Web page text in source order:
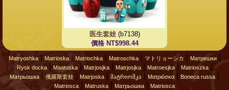
医生套娃(b7138)
價格 NT$998.44
Matryoshka| Matrioska| Matriochka| Matroschka| マトリョーシカ Матрешки|
Rysk docka| Maatuska| Matrjosjka| Matrjosjka| Matroesjka| Matrioszka|
Матрьошка 俄羅斯套娃 Matrjoska მატრიოშკა Ματριόσκα Boneca russa
Matriosca Matruska Матрьошка Matriosca